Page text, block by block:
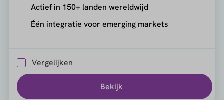
Actief in 150+ landen wereldwijd
Één integratie voor emerging markets
Vergelijken
Bekijk